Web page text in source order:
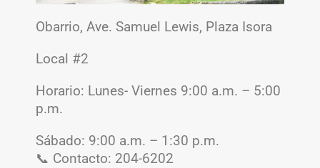
Obarrio, Ave. Samuel Lewis, Plaza Isora
Local #2
Horario: Lunes- Viernes 9:00 a.m. – 5:00
p.m.
Sábado: 9:00 a.m. – 1:30 p.m.
📞 Contacto: 204-6202